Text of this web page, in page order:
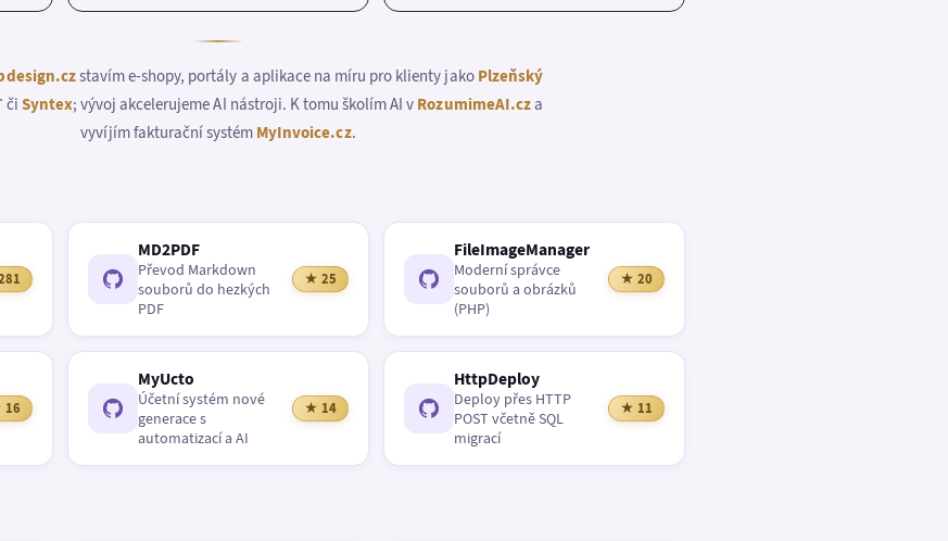
stavím e-shopy, portály a aplikace na míru pro klienty jako Plzeňský
či Syntex; vývoj akcelerujeme AI nástroji. K tomu školím AI v RozumimeAI.cza
vyvíjím fakturační systém MyInvoice.cz.
MD2PDF
Převod Markdown
souborů do hezkých
PDF
★ 25
FileImageManager
Moderní správce
souborů a obrázků
(PHP)
★ 20
MyUcto
Účetní systém nové
generace s
automatizací a AI
★ 14
HttpDeploy
Deploy přes HTTP
POST včetně SQL
migrací
★ 11